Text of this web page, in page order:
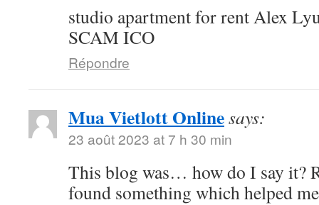
studio apartment for rent Alex
SCAM ICO
Répondre
Mua Vietlott Onlinesays:
23 août 2023 at 7 h 30 min
This blog was… how do I say it?
found something which helped